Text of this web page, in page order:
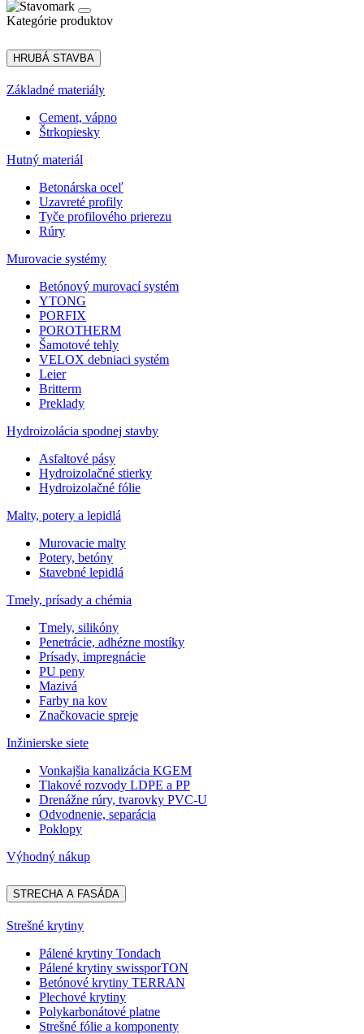
Kategórie produktov
HRUBÁ STAVBA
Základné materiály
Cement, vápno
Štrkopiesky
Hutný materiál
Betonárska oceľ
Uzavreté profily
Tyče profilového prierezu
Rúry
Murovacie systémy
Betónový murovací systém
YTONG
PORFIX
POROTHERM
Šamotové tehly
VELOX debniaci systém
Leier
Britterm
Preklady
Hydroizolácia spodnej stavby
Asfaltové pásy
Hydroizolačné stierky
Hydroizolačné fólie
Malty, potery a lepidlá
Murovacie malty
Potery, betóny
Stavebné lepidlá
Tmely, prísady a chémia
Tmely, silikóny
Penetrácie, adhézne mostíky
Prísady, impregnácie
PU peny
Mazivá
Farby na kov
Značkovacie spreje
Inžinierske siete
Vonkajšia kanalizácia KGEM
Tlakové rozvody LDPE a PP
Drenážne rúry, tvarovky PVC-U
Odvodnenie, separácia
Poklopy
Výhodný nákup
STRECHA A FASÁDA
Strešné krytiny
Pálené krytiny Tondach
Pálené krytiny swissporTON
Betónové krytiny TERRAN
Plechové krytiny
Polykarbonátové platne
Strešné fólie a komponenty